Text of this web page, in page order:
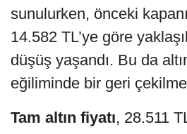
sunulurken, önceki
14.582 TL’ye göre
düşüş yaşandı. Bu da
eğiliminde bir geri
Tam altın fiyatı, 28.511